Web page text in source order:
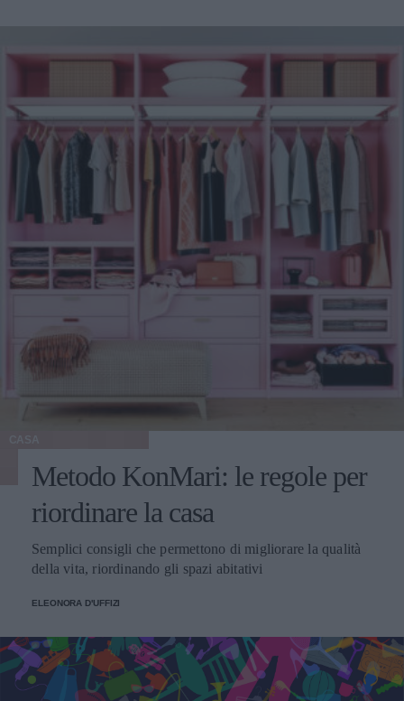
Metodo KonMari: le regole per
riordinare la casa
Semplici consigli che permettono di migliorare la qualità
della vita, riordinando gli spazi abitativi
ELEONORA D'UFFIZI